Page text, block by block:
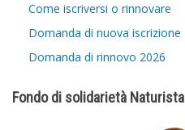
Come iscriversi o rinnovare
Domanda di nuova iscrizione
Domanda di rinnovo 2026
Fondo di solidarietà Naturista